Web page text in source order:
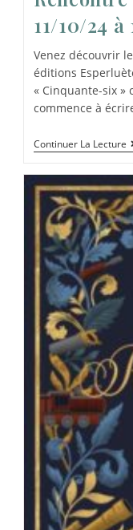
11/10/24 à
Venez découvrir
éditions
« Cinquante-six »
commence à
Continuer La Lecture